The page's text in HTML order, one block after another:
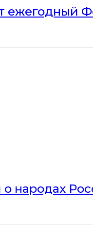
ежегодный
о народах